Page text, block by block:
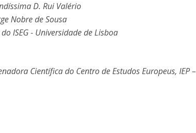
D. Rui Valério
Nobre de Sousa
ISEG - Universidade de Lisboa
Científica do Centro de Estudos Europeus, IEP –